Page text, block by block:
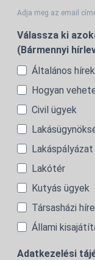
Adja meg az email
Válassza ki
(Bármennyi
Általános hírek
Hogyan
Civil ügyek
Lakáspályázat
Lakótér
Kutyás ügyek
Társasházi
Állami
Adatkezelési